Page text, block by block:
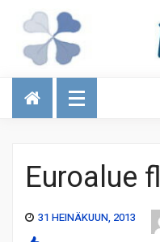
Talous
Euroalue
31 HEINÄKUUN, 2013